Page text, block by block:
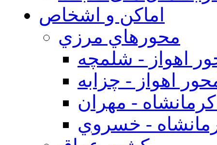
اماکن و اشخاص
محورهاي مرزي
اهواز - شلمچه
اهواز - چزابه
- مهران
- خسروي